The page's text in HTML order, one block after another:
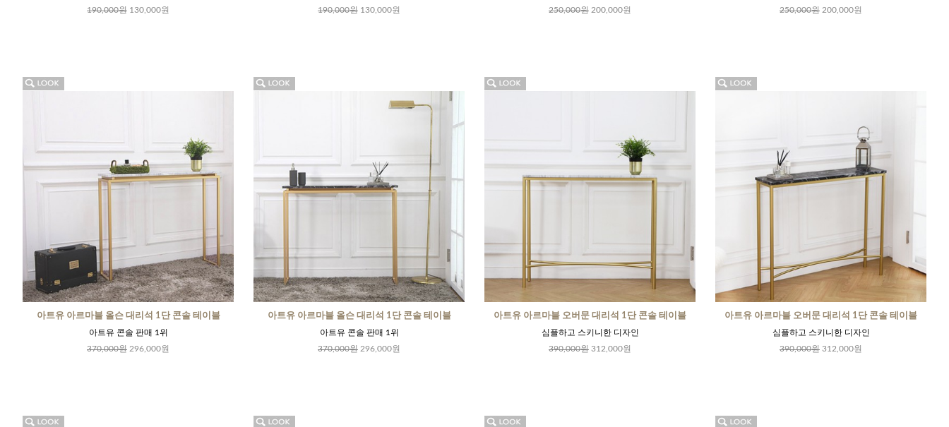
190,000원 130,000원
190,000원 130,000원
250,000원 200,000원
250,000원 200,000원
아트유 아르마블 올슨 대리석 1단 콘솔 테이블
아트유 콘솔 판매 1위
370,000원 296,000원
아트유 아르마블 올슨 대리석 1단 콘솔 테이블
아트유 콘솔 판매 1위
370,000원 296,000원
아트유 아르마블 오버문 대리석 1단 콘솔 테이블
심플하고 스키니한 디자인
390,000원 312,000원
아트유 아르마블 오버문 대리석 1단 콘솔 테이블
심플하고 스키니한 디자인
390,000원 312,000원